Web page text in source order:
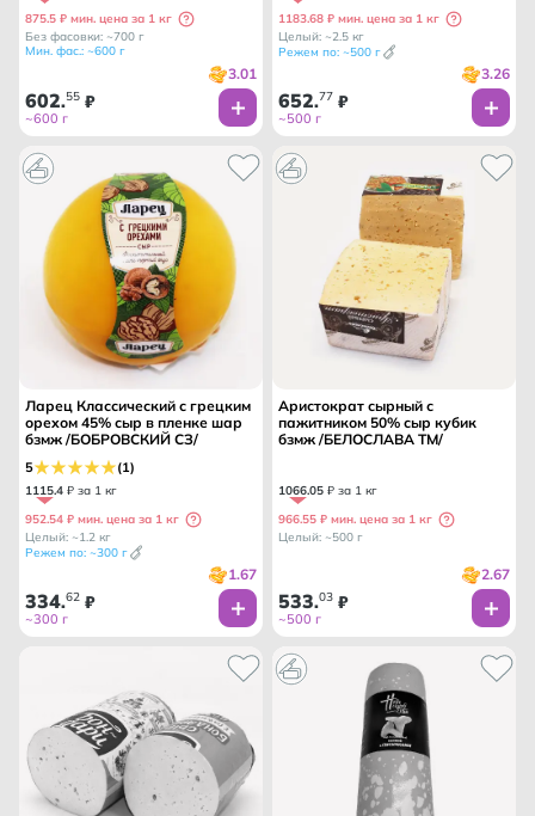
875.5 ₽ мин. цена за 1 кг
Без фасовки: ~700 г
Мин. фас.: ~600 г
3.01
602.55 ₽
~600 г
1183.68 ₽ мин. цена за 1 кг
Целый: ~2.5 кг
Режем по: ~500 г
3.26
652.77 ₽
~500 г
Ларец Классический с грецким
орехом 45% сыр в пленке шар
бзмж /БОБРОВСКИЙ СЗ/
5 (1)
1115.4 ₽ за 1 кг
952.54 ₽ мин. цена за 1 кг
Целый: ~1.2 кг
Режем по: ~300 г
1.67
334.62 ₽
~300 г
Аристократ сырный с
пажитником 50% сыр кубик
бзмж /БЕЛОСЛАВА ТМ/
1066.05 ₽ за 1 кг
966.55 ₽ мин. цена за 1 кг
Целый: ~500 г
2.67
533.03 ₽
~500 г